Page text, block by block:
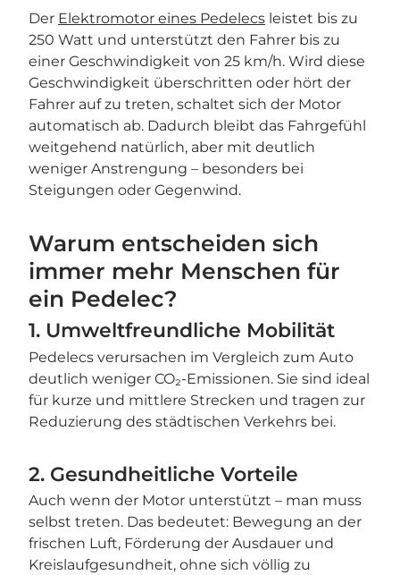
Der Elektromotor eines Pedelecs leistet bis zu
250 Watt und unterstützt den Fahrer bis zu
einer Geschwindigkeit von 25 km/h. Wird diese
Geschwindigkeit überschritten oder hört der
Fahrer auf zu treten, schaltet sich der Motor
automatisch ab. Dadurch bleibt das Fahrgefühl
weitgehend natürlich, aber mit deutlich
weniger Anstrengung – besonders bei
Steigungen oder Gegenwind.
Warum entscheiden sich
immer mehr Menschen für
ein Pedelec?
1. Umweltfreundliche Mobilität
Pedelecs verursachen im Vergleich zum Auto
deutlich weniger CO₂-Emissionen. Sie sind ideal
für kurze und mittlere Strecken und tragen zur
Reduzierung des städtischen Verkehrs bei.
2. Gesundheitliche Vorteile
Auch wenn der Motor unterstützt – man muss
selbst treten. Das bedeutet: Bewegung an der
frischen Luft, Förderung der Ausdauer und
Kreislaufgesundheit, ohne sich völlig zu